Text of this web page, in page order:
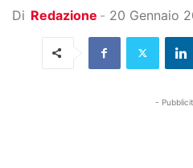
Di Redazione - 20 Gennaio
-